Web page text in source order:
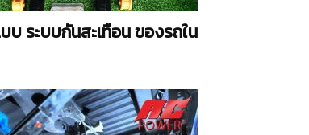
บ ระบบกันสะเทือน ของรถใน